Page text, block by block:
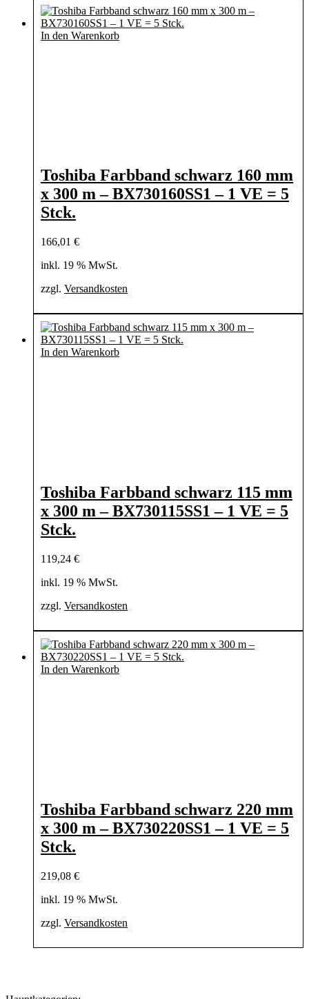
In den Warenkorb
Toshiba Farbband schwarz 160 mm
x 300 m – BX730160SS1 – 1 VE = 5
Stck.
166,01 €
inkl. 19 % MwSt.
zzgl. Versandkosten
In den Warenkorb
Toshiba Farbband schwarz 115 mm
x 300 m – BX730115SS1 – 1 VE = 5
Stck.
119,24 €
inkl. 19 % MwSt.
zzgl. Versandkosten
In den Warenkorb
Toshiba Farbband schwarz 220 mm
x 300 m – BX730220SS1 – 1 VE = 5
Stck.
219,08 €
inkl. 19 % MwSt.
zzgl. Versandkosten